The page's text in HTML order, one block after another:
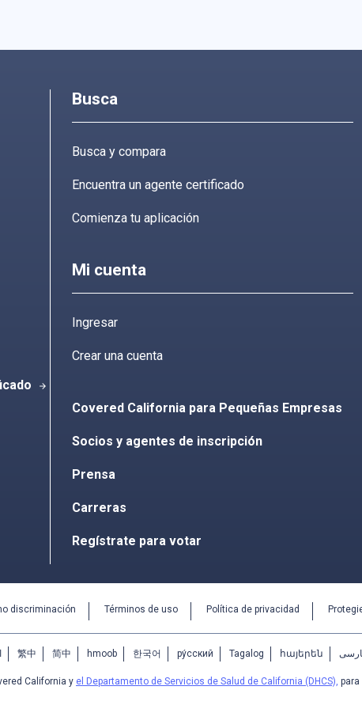
arrow_forward
Busca
Busca y compara
Encuentra un agente certificado
Comienza tu aplicación
Mi cuenta
Ingresar
Crear una cuenta
Covered California para Pequeñas Empresas
Socios y agentes de inscripción
Prensa
Carreras
Regístrate para votar
discriminación Términos de uso Política de privacidad
繁中 简中 hmoob 한국어 ру́сский Tagalog հայերեն
California y el Departamento de Servicios de Salud de California (DHCS),